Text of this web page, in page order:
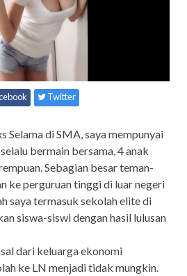
Twitter
Selama di SMA, saya mempunyai
bermain bersama, 4 anak
Sebagian besar teman-
ke perguruan tinggi di luar negeri
saya termasuk sekolah elite di
siswa-siswi dengan hasil lulusan
dari keluarga ekonomi
ke LN menjadi tidak mungkin.